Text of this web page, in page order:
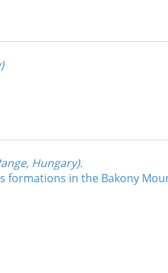
Hungary).
formations in the Bakony